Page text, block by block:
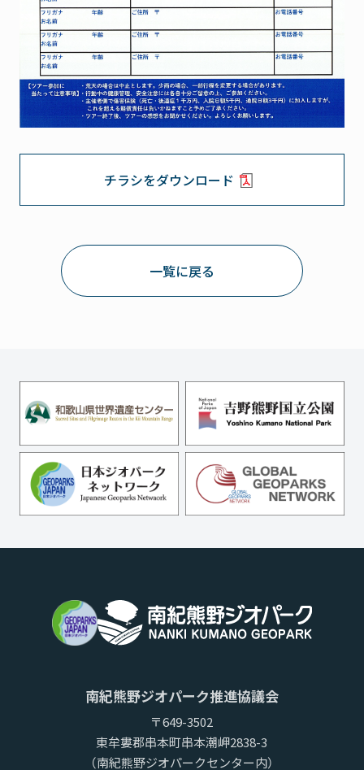
チラシをダウンロード
一覧に戻る
南紀熊野ジオパーク推進協議会
〒649-3502
東牟婁郡串本町串本潮岬2838-3
（南紀熊野ジオパークセンター内）